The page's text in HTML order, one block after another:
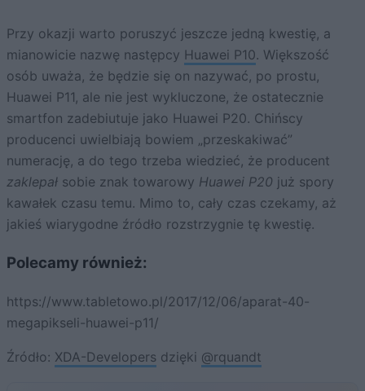
Przy okazji warto poruszyć jeszcze jedną kwestię, a
mianowicie nazwę następcy Huawei P10. Większość
osób uważa, że będzie się on nazywać, po prostu,
Huawei P11, ale nie jest wykluczone, że ostatecznie
smartfon zadebiutuje jako Huawei P20. Chińscy
producenci uwielbiają bowiem „przeskakiwać”
numerację, a do tego trzeba wiedzieć, że producent
zaklepał sobie znak towarowy Huawei P20 już spory
kawałek czasu temu. Mimo to, cały czas czekamy, aż
jakieś wiarygodne źródło rozstrzygnie tę kwestię.
Polecamy również:
https://www.tabletowo.pl/2017/12/06/aparat-40-
megapikseli-huawei-p11/
Źródło: XDA-Developers dzięki @rquandt